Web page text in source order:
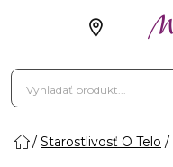
Starostlivosť O Telo